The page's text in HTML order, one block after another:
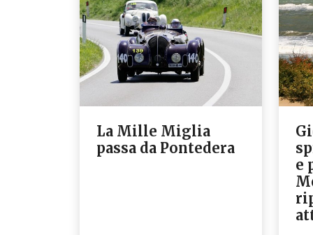
La Mille Miglia
passa da Pontedera
e